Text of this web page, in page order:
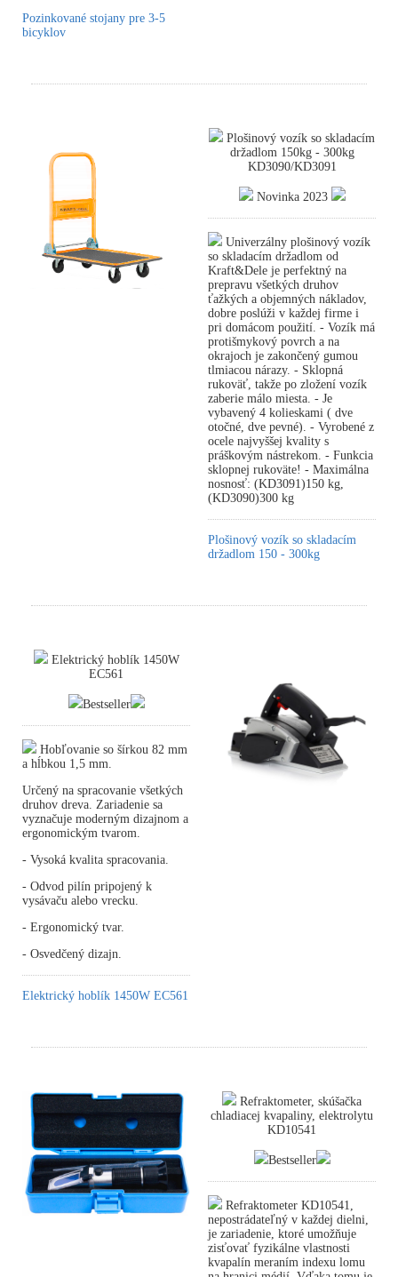
Pozinkované stojany pre 3-5
bicyklov
Plošinový vozík so skladacím
držadlom 150kg - 300kg
KD3090/KD3091
Novinka 2023
Univerzálny plošinový vozík
so skladacím držadlom od
Kraft&Dele je perfektný na
prepravu všetkých druhov
ťažkých a objemných nákladov,
dobre poslúži v každej firme i
pri domácom použití. - Vozík má
protišmykový povrch a na
okrajoch je zakončený gumou
tlmiacou nárazy. - Sklopná
rukoväť, takže po zložení vozík
zaberie málo miesta. - Je
vybavený 4 kolieskami ( dve
otočné, dve pevné). - Vyrobené z
ocele najvyššej kvality s
práškovým nástrekom. - Funkcia
sklopnej rukoväte! - Maximálna
nosnosť: (KD3091)150 kg,
(KD3090)300 kg
Plošinový vozík so skladacím
držadlom 150 - 300kg
Elektrický hoblík 1450W
EC561
Bestseller
Hobľovanie so šírkou 82 mm
a hĺbkou 1,5 mm.
Určený na spracovanie všetkých
druhov dreva. Zariadenie sa
vyznačuje moderným dizajnom a
ergonomickým tvarom.
- Vysoká kvalita spracovania.
- Odvod pilín pripojený k
vysávaču alebo vrecku.
- Ergonomický tvar.
- Osvedčený dizajn.
Elektrický hoblík 1450W EC561
Refraktometer, skúšačka
chladiacej kvapaliny, elektrolytu
KD10541
Bestseller
Refraktometer KD10541,
nepostrádateľný v každej dielni,
je zariadenie, ktoré umožňuje
zisťovať fyzikálne vlastnosti
kvapalín meraním indexu lomu